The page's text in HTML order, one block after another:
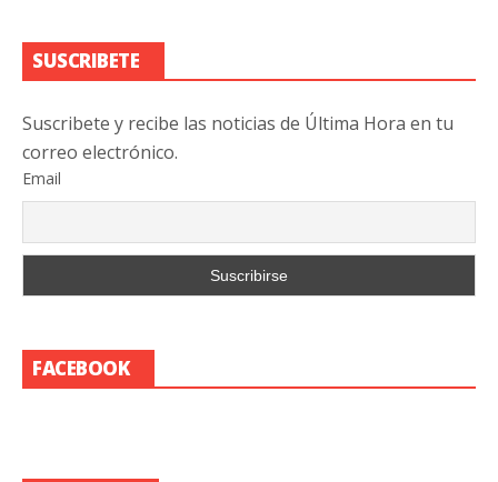
SUSCRIBETE
Suscribete y recibe las noticias de Última Hora en tu
correo electrónico.
Email
FACEBOOK